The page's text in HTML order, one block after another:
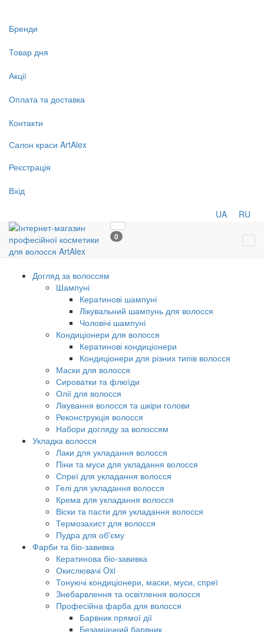
Бренди
Товар дня
Акції
Оплата та доставка
Контакти
Салон краси ArtAlex
Реєстрація
Вхід
UA RU
0
Догляд за волоссям
Шампуні
Кератинові шампуні
Лікувальний шампунь для волосся
Чоловічі шампуні
Кондиціонери для волосся
Кератинові кондиціонери
Кондиціонери для різних типів волосся
Маски для волосся
Сироватки та флюїди
Олії для волосся
Лікування волосся та шкіри голови
Реконструкція волосся
Набори догляду за волоссям
Укладка волосся
Лаки для укладання волосся
Піни та муси для укладання волосся
Спреї для укладання волосся
Гелі для укладання волосся
Крема для укладання волосся
Віски та пасти для укладання волосся
Термозахист для волосся
Пудра для об'єму
Фарби та біо-завивка
Кератинова біо-завивка
Окислювачі Oxi
Тонуючі кондиціонери, маски, муси, спреї
Знебарвлення та освітлення волосся
Професійна фарба для волосся
Барвник прямої дії
Безаміачний барвник